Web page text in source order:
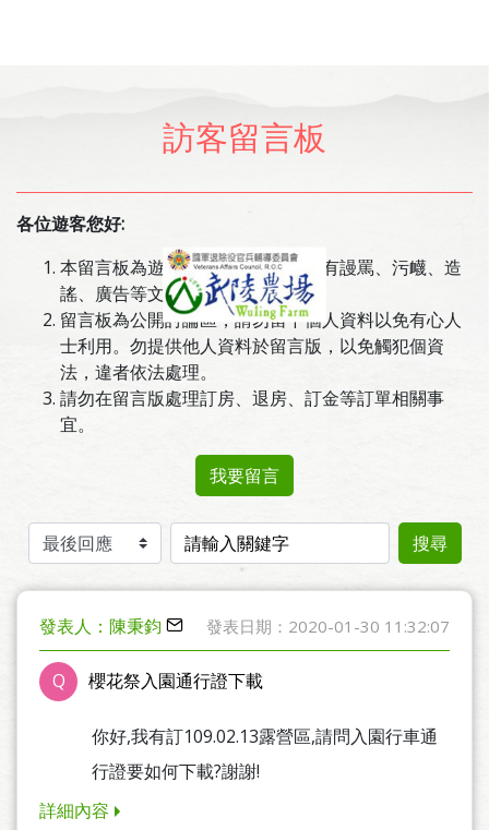
訪客留言板
各位遊客您好:
本留言板為遊客意見交流使用，如有謾罵、污衊、造
謠、廣告等文章一律刪除。
留言板為公開討論區，請勿留下個人資料以免有心人
士利用。勿提供他人資料於留言版，以免觸犯個資
法，違者依法處理。
請勿在留言版處理訂房、退房、訂金等訂單相關事
宜。
我要留言
排序 搜尋關鍵字 搜尋
發表人：陳秉鈞 發表日期：2020-01-30 11:32:07
Q 櫻花祭入園通行證下載
你好,我有訂109.02.13露營區,請問入園行車通
行證要如何下載?謝謝!
詳細內容